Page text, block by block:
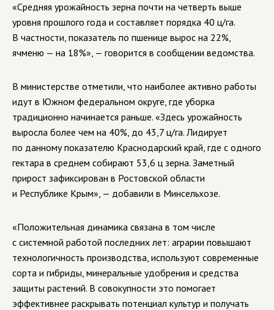
«Средняя урожайность зерна почти на четверть выше
уровня прошлого года и составляет порядка 40 ц/га.
В частности, показатель по пшенице вырос на 22%,
ячменю — на 18%», — говорится в сообщении ведомства.
В министерстве отметили, что наиболее активно работы
идут в Южном федеральном округе, где уборка
традиционно начинается раньше. «Здесь урожайность
выросла более чем на 40%, до 43,7 ц/га. Лидирует
по данному показателю Краснодарский край, где с одного
гектара в среднем собирают 53,6 ц зерна. Заметный
прирост зафиксирован в Ростовской области
и Республике Крым», — добавили в Минсельхозе.
«Положительная динамика связана в том числе
с системной работой последних лет: аграрии повышают
технологичность производства, используют современные
сорта и гибриды, минеральные удобрения и средства
защиты растений. В совокупности это помогает
эффективнее раскрывать потенциал культур и получать